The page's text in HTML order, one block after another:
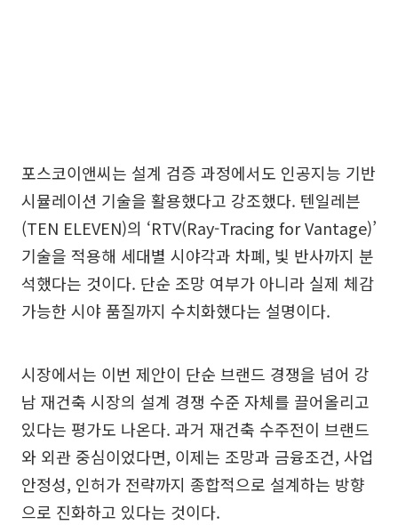
포스코이앤씨는 설계 검증 과정에서도 인공지능 기반
시뮬레이션 기술을 활용했다고 강조했다. 텐일레븐
(TEN ELEVEN)의 ‘RTV(Ray-Tracing for Vantage)’
기술을 적용해 세대별 시야각과 차폐, 빛 반사까지 분
석했다는 것이다. 단순 조망 여부가 아니라 실제 체감
가능한 시야 품질까지 수치화했다는 설명이다.
시장에서는 이번 제안이 단순 브랜드 경쟁을 넘어 강
남 재건축 시장의 설계 경쟁 수준 자체를 끌어올리고
있다는 평가도 나온다. 과거 재건축 수주전이 브랜드
와 외관 중심이었다면, 이제는 조망과 금융조건, 사업
안정성, 인허가 전략까지 종합적으로 설계하는 방향
으로 진화하고 있다는 것이다.